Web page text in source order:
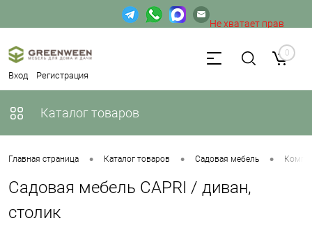
Вход Регистрация
Не хватает прав
доступа к веб-форме. 0
Каталог товаров
Главная страница • Каталог товаров • Садовая мебель •
Садовая мебель CAPRI / диван,
столик